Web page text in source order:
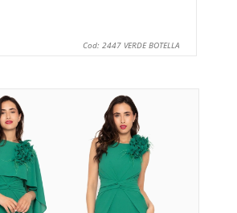
Cod: 2447 VERDE BOTELLA